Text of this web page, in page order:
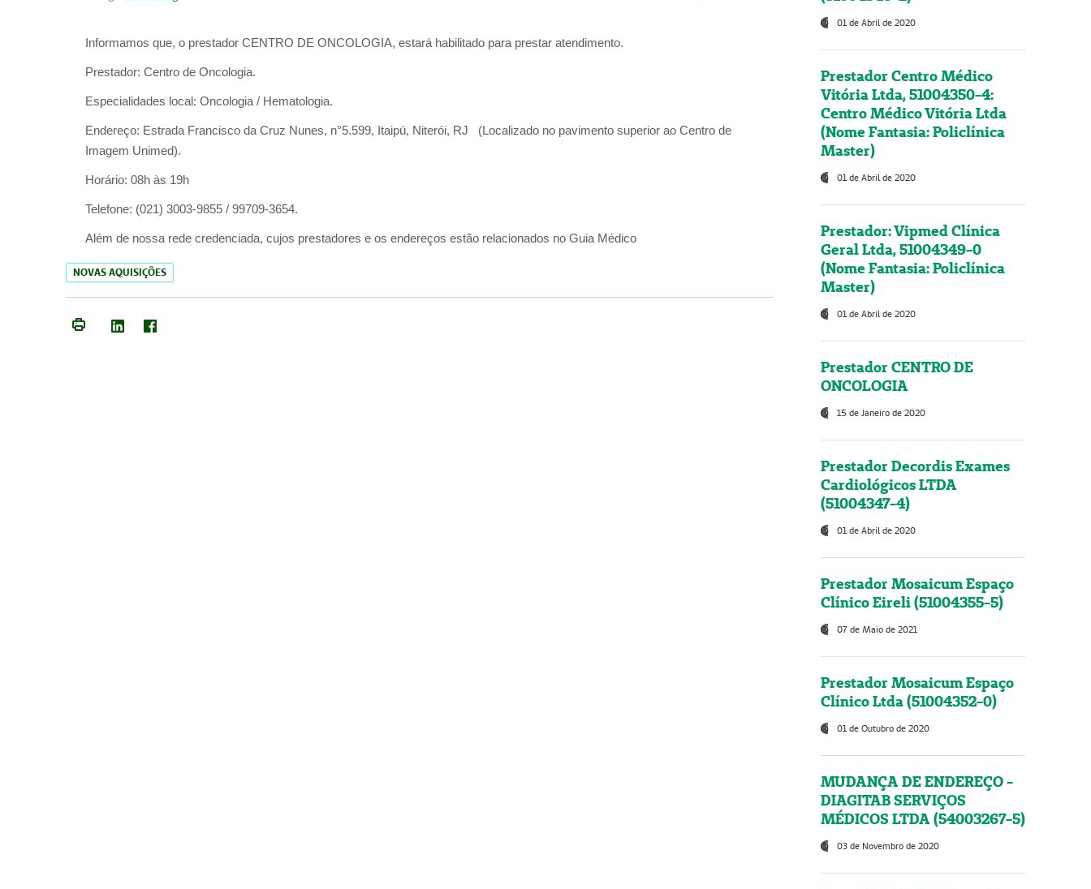
Informamos que, o prestador CENTRO DE ONCOLOGIA, estará habilitado para prestar atendimento.
Prestador: Centro de Oncologia.
Especialidades local: Oncologia / Hematologia.
Endereço: Estrada Francisco da Cruz Nunes, n°5.599, Itaipú, Niterói, RJ (Localizado no pavimento superior ao Centro de
Imagem Unimed).
Horário: 08h às 19h
Telefone: (021) 3003-9855 / 99709-3654.
Além de nossa rede credenciada, cujos prestadores e os endereços estão relacionados no Guia Médico
NOVAS AQUISIÇÕES
01 de Abril de 2020
Prestador Centro Médico
Vitória Ltda, 51004350-4:
Centro Médico Vitória Ltda
(Nome Fantasia: Policlínica
Master)
01 de Abril de 2020
Prestador: Vipmed Clínica
Geral Ltda, 51004349-0
(Nome Fantasia: Policlínica
Master)
01 de Abril de 2020
Prestador CENTRO DE
ONCOLOGIA
15 de Janeiro de 2020
Prestador Decordis Exames
Cardiológicos LTDA
(51004347-4)
01 de Abril de 2020
Prestador Mosaicum Espaço
Clínico Eireli (51004355-5)
07 de Maio de 2021
Prestador Mosaicum Espaço
Clínico Ltda (51004352-0)
01 de Outubro de 2020
MUDANÇA DE ENDEREÇO -
DIAGITAB SERVIÇOS
MÉDICOS LTDA (54003267-5)
03 de Novembro de 2020